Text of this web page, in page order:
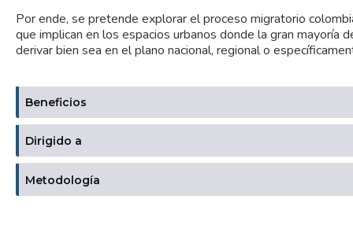
Por ende, se pretende explorar el proceso migratorio
que implican en los espacios urbanos donde la gran mayoría
derivar bien sea en el plano nacional, regional o
Beneficios
Dirigido a
Metodología